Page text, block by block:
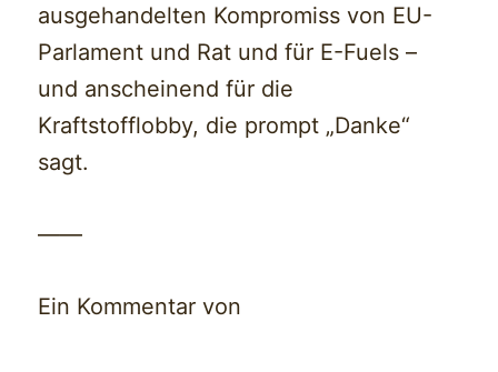
ausgehandelten Kompromiss von EU-
Parlament und Rat und für E-Fuels –
und anscheinend für die
Kraftstofflobby, die prompt „Danke“
sagt.
——
Ein Kommentar von